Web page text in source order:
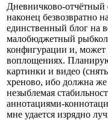
Дневничково-
наконец безвозвратно
единственный блог на
малобюджетный
конфигурации и,
воплощениях.
картинки и видео
хреново, ибо должна же
незыблемая
аннотациями-
мне удается изрядно